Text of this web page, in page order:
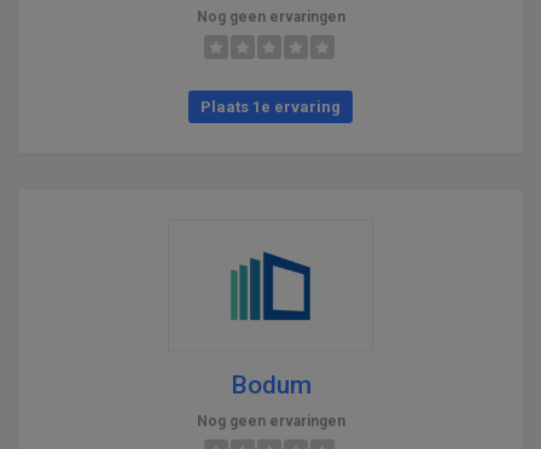
Nog geen ervaringen
Plaats 1e ervaring
Bodum
Nog geen ervaringen